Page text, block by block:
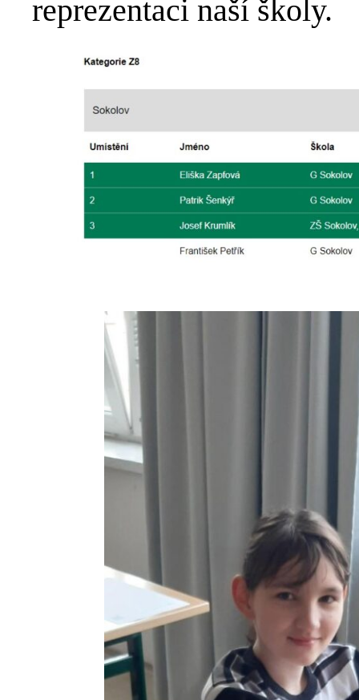
reprezentaci naší školy.